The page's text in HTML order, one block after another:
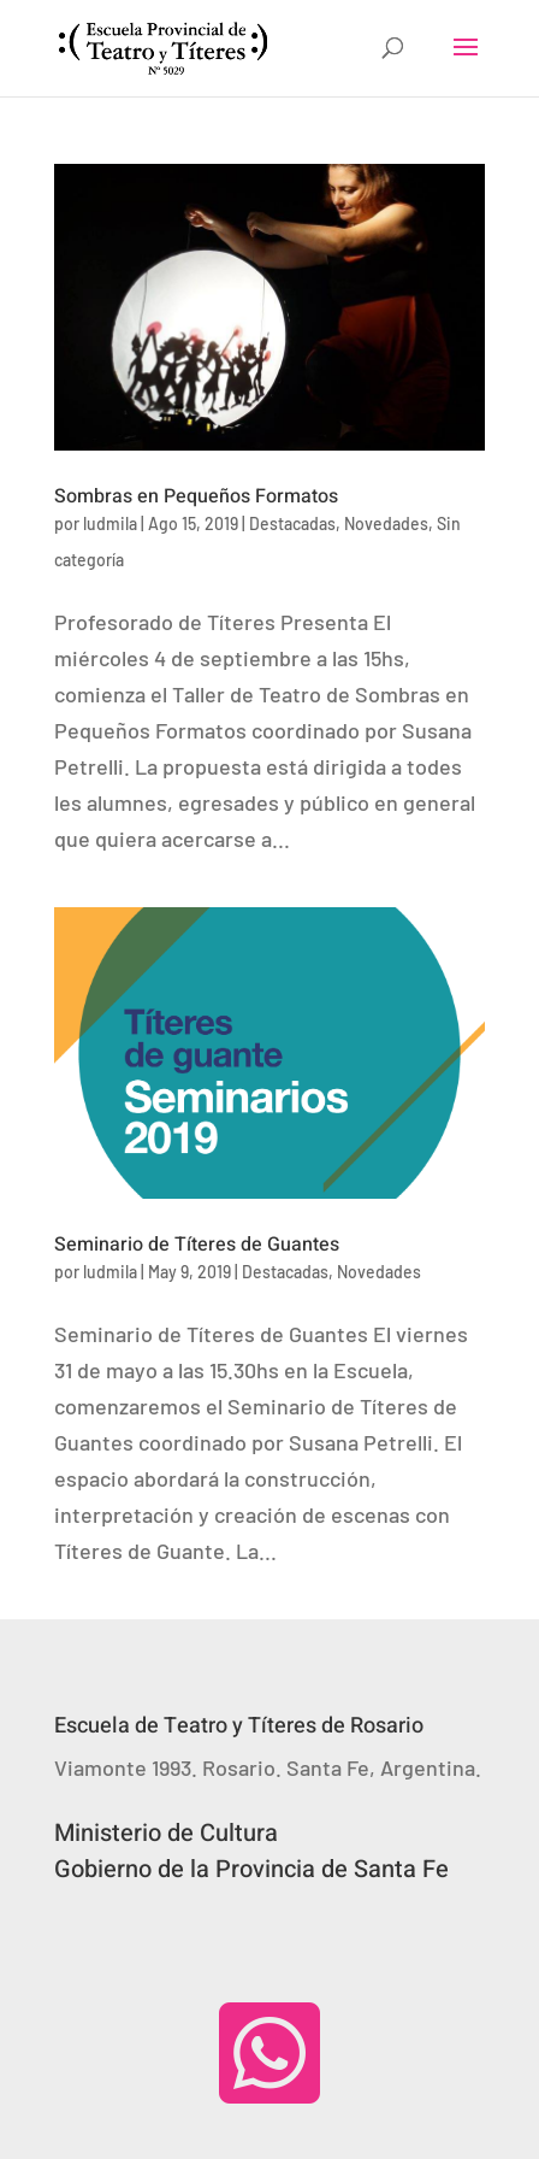
Sombras en Pequeños Formatos
por ludmila| Ago 15, 2019| Destacadas, Novedades, Sin
categoría
Profesorado de Títeres Presenta El
miércoles 4 de septiembre a las 15hs,
comienza el Taller de Teatro de Sombras en
Pequeños Formatos coordinado por Susana
Petrelli. La propuesta está dirigida a todes
les alumnes, egresades y público en general
que quiera acercarse a...
Seminario de Títeres de Guantes
por ludmila| May 9, 2019| Destacadas, Novedades
Seminario de Títeres de Guantes El viernes
31 de mayo a las 15.30hs en la Escuela,
comenzaremos el Seminario de Títeres de
Guantes coordinado por Susana Petrelli. El
espacio abordará la construcción,
interpretación y creación de escenas con
Títeres de Guante. La...
Escuela de Teatro y Títeres de Rosario
Viamonte 1993. Rosario. Santa Fe, Argentina.
Ministerio de Cultura
Gobierno de la Provincia de Santa Fe
